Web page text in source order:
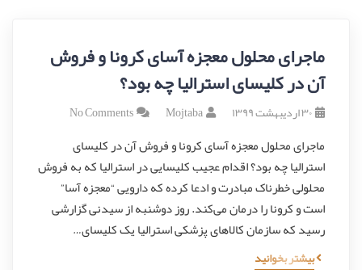
ماجرای محلول معجزه آسای کرونا و فروش
آن در کلیسای استرالیا چه بود؟
۳۰ اردیبهشت ۱۳۹۹ Mojtaba
No Comments
ماجرای محلول معجزه آسای کرونا و فروش آن در کلیسای
استرالیا چه بود؟ اقدام عجیب کلیسایی در استرالیا که به فروش
محلولی خطرناک مبادرت و ادعا کرده که دارویی “معجزه آسا”
است و کرونا را درمان می‌کند. روز دوشنبه از سیدنی گزارشی
رسید که سازمان کالاهای پزشکی استرالیا یک کلیسای…
بیشتر بخوانید